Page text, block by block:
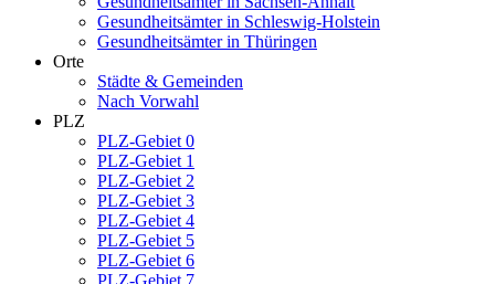
Gesundheitsämter in Schleswig-Holstein
Gesundheitsämter in Thüringen
Orte
Städte & Gemeinden
Nach Vorwahl
PLZ
PLZ-Gebiet 0
PLZ-Gebiet 1
PLZ-Gebiet 2
PLZ-Gebiet 3
PLZ-Gebiet 4
PLZ-Gebiet 5
PLZ-Gebiet 6
PLZ-Gebiet 7